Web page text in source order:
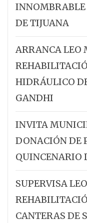
INNOMBRABLE
DE TIJUANA
ARRANCA LEO
HIDRÁULICO
GANDHI
INVITA
DONACIÓN DE
QUINCENARIO
SUPERVISA
CANTERAS DE